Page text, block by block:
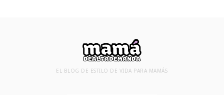
EL BLOG DE ESTILO DE VIDA PARA MAMÁS